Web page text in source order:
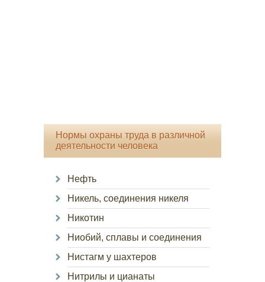
Нормы охраны труда в различной
деятельности человека
Нефть
Никель, соединения никеля
Никотин
Ниобий, сплавы и соединения
Нистагм у шахтеров
Нитрилы и цианаты